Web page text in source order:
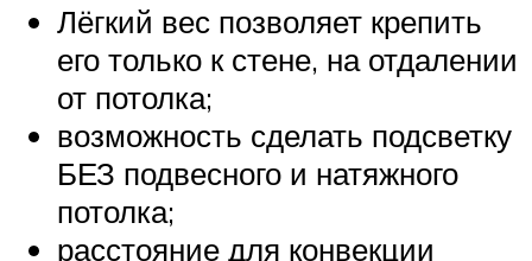
Лёгкий вес позволяет крепить
его только к стене, на отдалении
от потолка;
возможность сделать подсветку
БЕЗ подвесного и натяжного
потолка;
расстояние для конвекции